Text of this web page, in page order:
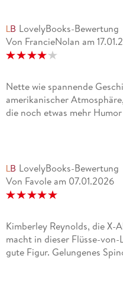
LovelyBooks-Bewertung
Von FrancieNolan am
Nette wie spannende
amerikanischer
die noch etwas mehr
LovelyBooks-Bewertung
Von Favole am 07.01.2026
Kimberley Reynolds, die X-
macht in dieser Flüsse-
gute Figur. Gelungenes